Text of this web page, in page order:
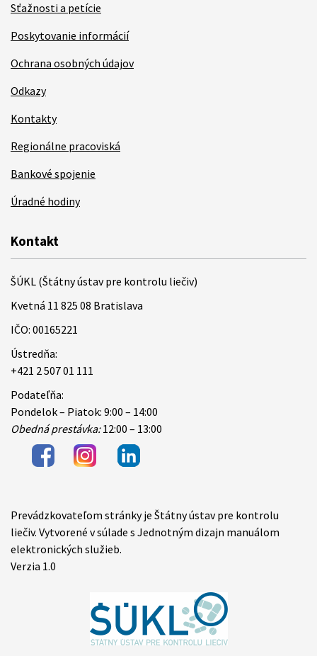
Sťažnosti a petície
Poskytovanie informácií
Ochrana osobných údajov
Odkazy
Kontakty
Regionálne pracoviská
Bankové spojenie
Úradné hodiny
Kontakt
ŠÚKL (Štátny ústav pre kontrolu liečiv)
Kvetná 11 825 08 Bratislava
IČO: 00165221
Ústredňa:
+421 2 507 01 111
Podateľňa:
Pondelok – Piatok: 9:00 – 14:00
Obedná prestávka:12:00 – 13:00
Items
Prevádzkovateľom stránky je Štátny ústav pre kontrolu
liečiv. Vytvorené v súlade s Jednotným dizajn manuálom
elektronických služieb.
Verzia 1.0